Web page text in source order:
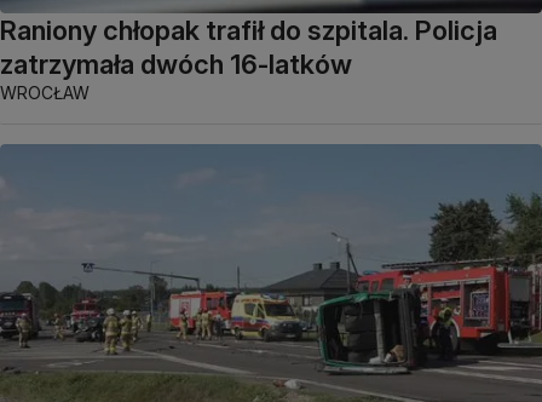
Raniony chłopak trafił do szpitala. Policja
zatrzymała dwóch 16-latków
WROCŁAW